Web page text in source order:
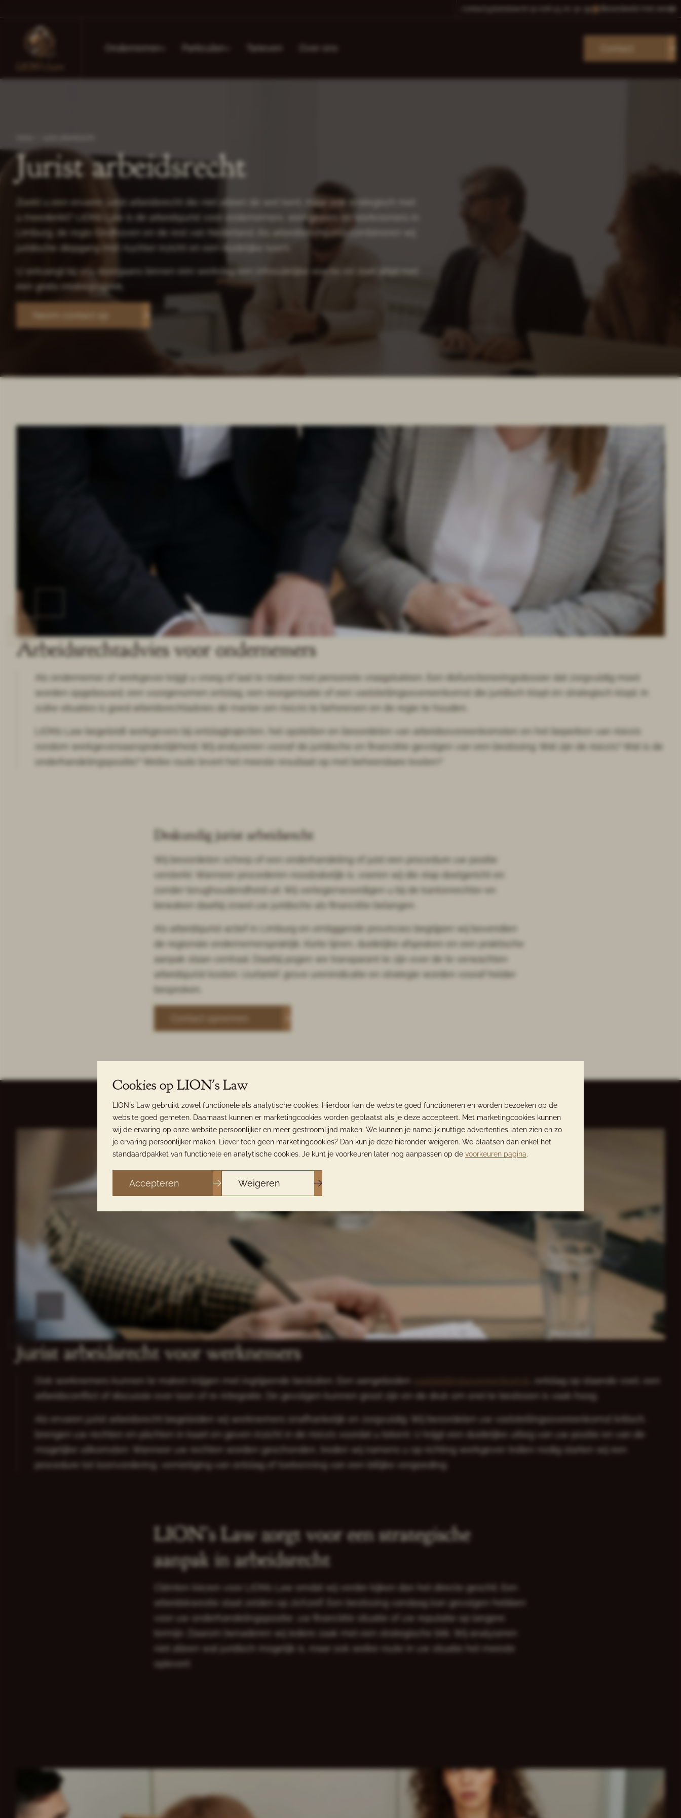
Ondernemer Particulier Tarieven
Jurist arbeidsrecht
Zoekt u een ervaren jurist arbeidsrecht die niet alleen de wet kent, maar ook strategisch met
u meedenkt? LION’s Law is dé arbeidsjurist voor ondernemers, werkgevers en werknemers in
Limburg, de regio Eindhoven en de rest van Nederland. Als arbeidsrechtjurist combineren wij
juridische diepgang met nuchter inzicht en een duidelijke koers.
U ontvangt bij ons doorgaans binnen één werkdag een inhoudelijke reactie en start altijd met
een gratis intakegesprek.
Arbeidsrechtadvies voor ondernemers
Als ondernemer of werkgever krijgt u vroeg of laat te maken met personele vraagstukken. Een disfunctioneringsdossier dat zorgvuldig moet
worden opgebouwd, een voorgenomen ontslag, een reorganisatie of een vaststellingsovereenkomst die juridisch klopt én strategisch klopt. In
zulke situaties is goed arbeidsrechtadvies dé manier om risico’s te beheersen en de regie te houden.
LION’s Law begeleidt werkgevers bij ontslagtrajecten, het opstellen en beoordelen van arbeidsovereenkomsten en het beperken van risico’s
rondom werkgeversaansprakelijkheid. Wij analyseren vooraf de juridische en financiële gevolgen van een beslissing. Wat zijn de risico’s? Wat is de
onderhandelingspositie? Welke route levert het meeste resultaat op met beheersbare kosten?
Deskundig jurist arbeidsrecht
Wij beoordelen scherp of een onderhandeling of juist een procedure uw positie
versterkt. Wanneer procederen noodzakelijk is, voeren wij die stap doelgericht en
zonder terughoudendheid uit. Wij vertegenwoordigen u bij de kantonrechter en
bewaken daarbij zowel uw juridische als financiële belangen.
Als arbeidsjurist actief in Limburg en omliggende provincies begrijpen wij bovendien
de regionale ondernemerspraktijk. Korte lijnen, duidelijke afspraken en een praktische
aanpak staan centraal. Daarbij pogen we transparant te zijn over de te verwachten
arbeidsjurist kosten. Uurtarief, grove urenindicatie en strategie worden vooraf helder
besproken.
Jurist arbeidsrecht voor werknemers
Ook werknemers kunnen te maken krijgen met ingrijpende besluiten. Een aangeboden
, ontslag op staande voet, een
arbeidsconflict of discussie over loon of re-integratie. De gevolgen kunnen groot zijn en de druk om snel te beslissen is vaak hoog.
Als ervaren jurist arbeidsrecht begeleiden wij werknemers onafhankelijk en zorgvuldig. Wij beoordelen uw vaststellingsovereenkomst kritisch,
brengen uw rechten en plichten in kaart en geven inzicht in de risico’s voordat u tekent. U krijgt een duidelijke uitleg van uw positie en van de
mogelijke uitkomsten. Wanneer uw rechten worden geschonden, treden wij namens u op richting werkgever. Indien nodig starten wij een
procedure tot loonvordering, vernietiging van ontslag of toekenning van een billijke vergoeding.
LION’s Law zorgt voor een strategische
aanpak in arbeidsrecht
Cliënten kiezen voor LION’s Law omdat wij verder kijken dan het directe geschil. Een
arbeidskwestie staat zelden op zichzelf. Een beslissing vandaag kan gevolgen hebben
voor uw onderhandelingspositie, uw financiële situatie of uw reputatie op langere
termijn. Daarom benaderen wij iedere zaak met een strategische blik. Wij analyseren
niet alleen wat juridisch mogelijk is, maar ook welke route in uw situatie het meeste
oplevert.
Cookies op LION's Law
LION's Law gebruikt zowel functionele als analytische cookies. Hierdoor kan de website goed functioneren en worden bezoeken op de
website goed gemeten. Daarnaast kunnen er marketingcookies worden geplaatst als je deze accepteert. Met marketingcookies kunnen
wij de ervaring op onze website persoonlijker en meer gestroomlijnd maken. We kunnen je namelijk nuttige advertenties laten zien en zo
je ervaring persoonlijker maken. Liever toch geen marketingcookies? Dan kun je deze hieronder weigeren. We plaatsen dan enkel het
standaardpakket van functionele en analytische cookies. Je kunt je voorkeuren later nog aanpassen op de voorkeuren pagina.
Accepteren Weigeren